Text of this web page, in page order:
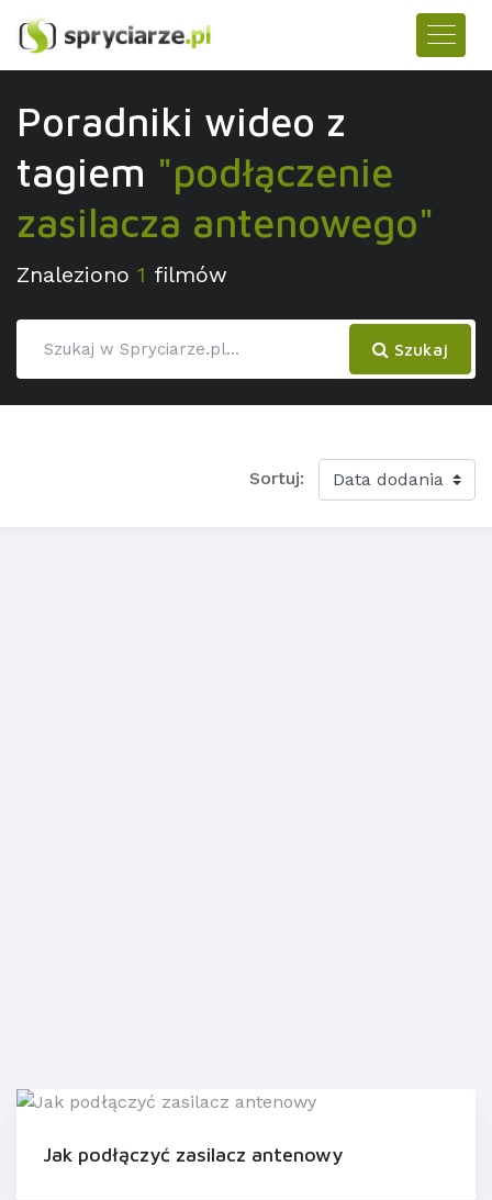
Poradniki wideo z
tagiem "podłączenie
zasilacza antenowego"
Znaleziono 1 filmów
Szukaj
Sortuj:
Jak podłączyć zasilacz antenowy